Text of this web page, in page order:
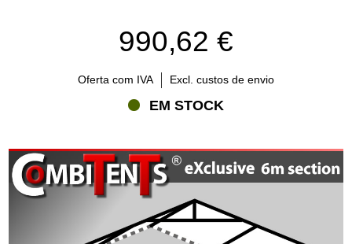
990,62 €
Oferta com IVA Excl. custos de envio
EM STOCK